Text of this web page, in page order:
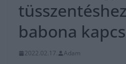
babona
2022.02.17.
Adam